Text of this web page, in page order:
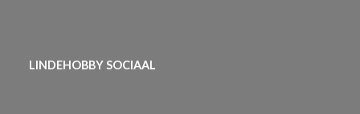
LINDEHOBBY SOCIAAL